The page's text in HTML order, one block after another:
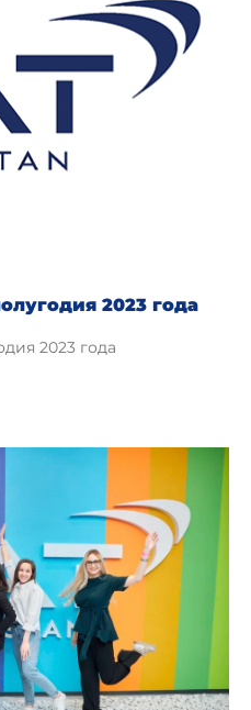
2023 года
2023 года